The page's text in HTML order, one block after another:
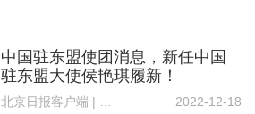
中国驻东盟使团消息，新任中国
驻东盟大使侯艳琪履新！
2022-12-18